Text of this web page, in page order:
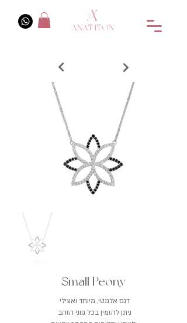
ANAT ITON
Small Peony
דגם אלגנטי, מיוחד ואצילי
ניתן להזמין בכל גווני הזהב